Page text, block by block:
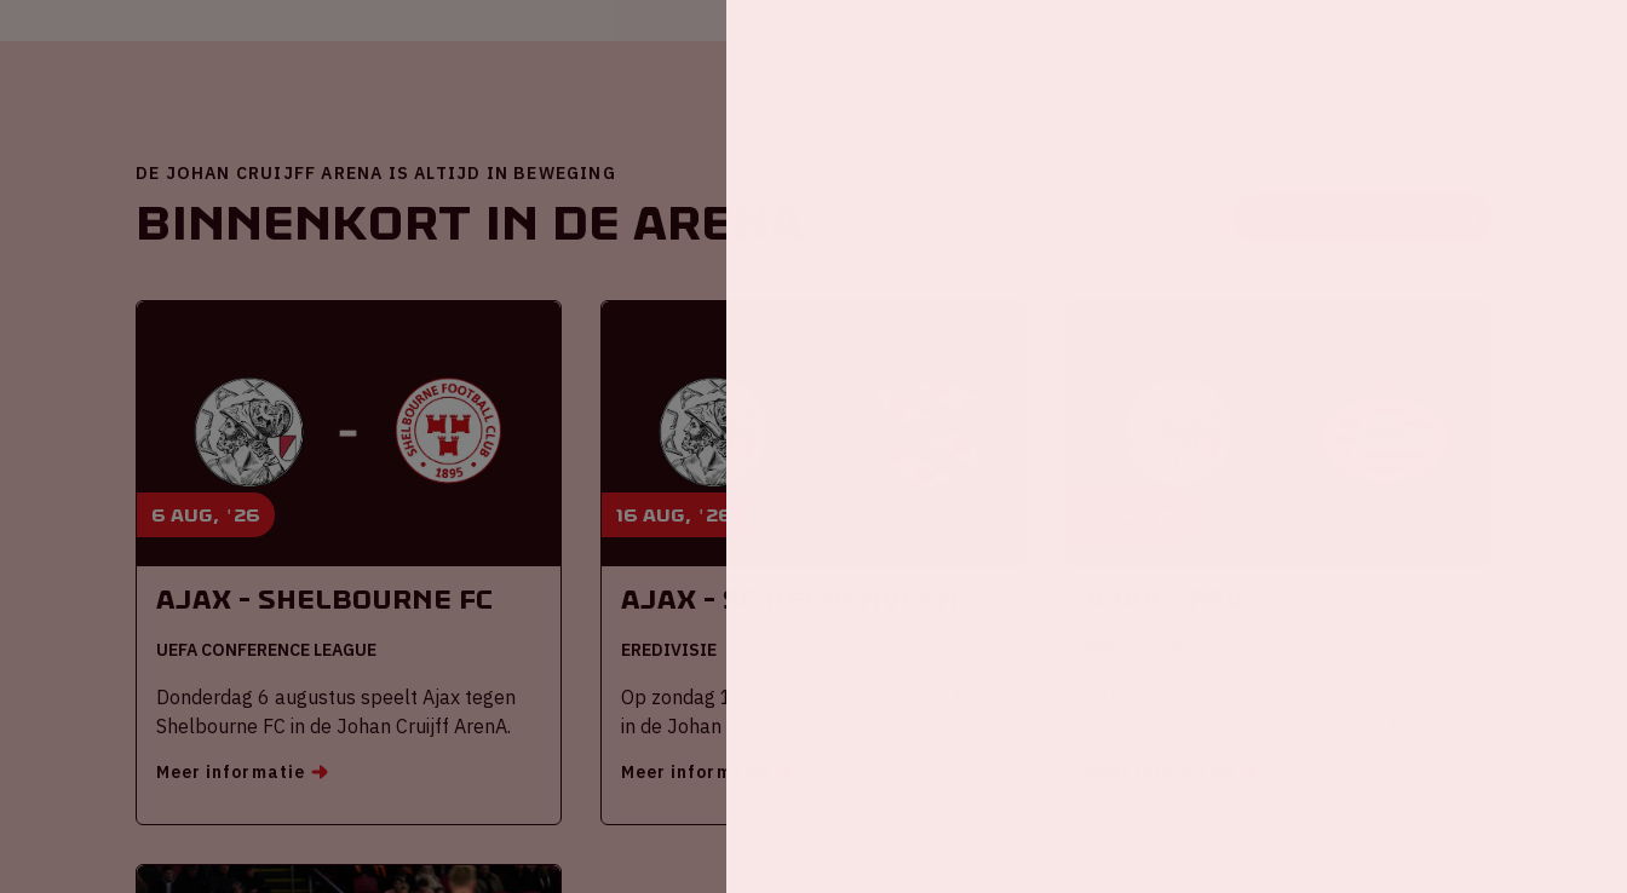
DE JOHAN CRUIJFF ARENA IS ALTIJD IN BEWEGING
Binnenkort in de ArenA
6 aug, '26
Ajax - Shelbourne FC
UEFA CONFERENCE LEAGUE
Donderdag 6 augustus speelt Ajax tegen
Shelbourne FC in de Johan Cruijff ArenA.
Meer informatie
16 aug, '26
Ajax - SC Heerenveen
EREDIVISIE
Op zondag 16 augustus 2026 speelt Ajax
in de Johan Cruijff ArenA tegen SC
Meer informatie